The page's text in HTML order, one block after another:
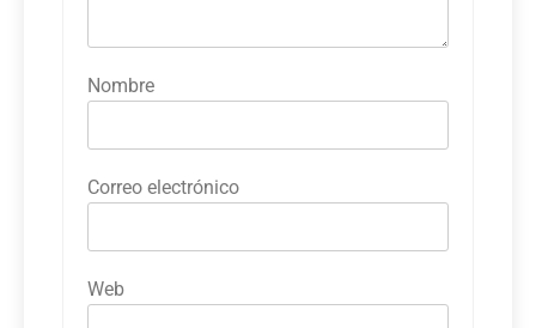
Nombre
Correo electrónico
Web